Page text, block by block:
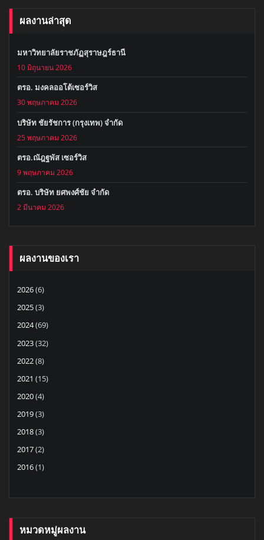
ผลงานล่าสุด
มหาวิทยาลัยราชภัฏสุราษฎร์ธานี
10 มิถุนายน 2026
ตรอ. มงคลออโต้เซอร์วิส
30 พฤษภาคม 2026
บริษัท ชัยรัชการ (กรุงเทพ) จำกัด
25 พฤษภาคม 2026
ตรอ.ณัฎฐพัส เซอร์วิส
9 พฤษภาคม 2026
ตรอ. บริษัท ยศพงศ์ชัย จำกัด
2 มีนาคม 2026
ผลงานของเรา
2026(6)
2025(3)
2024(69)
2023(32)
2022(8)
2021 (15)
2020(4)
2019(3)
2018(3)
2017(2)
2016(1)
หมวดหมู่ผลงาน